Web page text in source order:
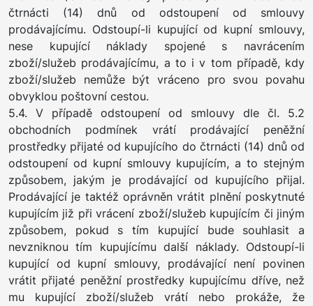
čtrnácti (14) dnů od odstoupení od smlouvy
prodávajícímu. Odstoupí-li kupující od kupní smlouvy,
nese kupující náklady spojené s navrácením
zboží/služeb prodávajícímu, a to i v tom případě, kdy
zboží/služeb nemůže být vráceno pro svou povahu
obvyklou poštovní cestou.
5.4. V případě odstoupení od smlouvy dle čl. 5.2
obchodních podmínek vrátí prodávající peněžní
prostředky přijaté od kupujícího do čtrnácti (14) dnů od
odstoupení od kupní smlouvy kupujícím, a to stejným
způsobem, jakým je prodávající od kupujícího přijal.
Prodávající je taktéž oprávněn vrátit plnění poskytnuté
kupujícím již při vrácení zboží/služeb kupujícím či jiným
způsobem, pokud s tím kupující bude souhlasit a
nevzniknou tím kupujícímu další náklady. Odstoupí-li
kupující od kupní smlouvy, prodávající není povinen
vrátit přijaté peněžní prostředky kupujícímu dříve, než
mu kupující zboží/služeb vrátí nebo prokáže, že